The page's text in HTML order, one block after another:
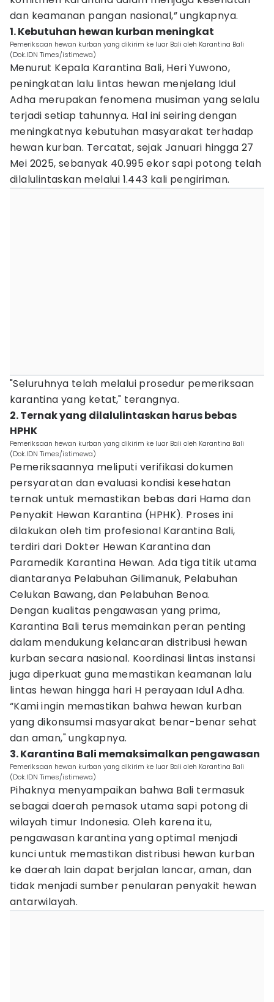
dan keamanan pangan nasional,” ungkapnya.
1. Kebutuhan hewan kurban meningkat
Pemeriksaan hewan kurban yang dikirim ke luar Bali oleh Karantina Bali
(Dok.IDN Times/istimewa)
Menurut Kepala Karantina Bali, Heri Yuwono,
peningkatan lalu lintas hewan menjelang Idul
Adha merupakan fenomena musiman yang selalu
terjadi setiap tahunnya. Hal ini seiring dengan
meningkatnya kebutuhan masyarakat terhadap
hewan kurban. Tercatat, sejak Januari hingga 27
Mei 2025, sebanyak 40.995 ekor sapi potong telah
dilalulintaskan melalui 1.443 kali pengiriman.
"Seluruhnya telah melalui prosedur pemeriksaan
karantina yang ketat," terangnya.
2. Ternak yang dilalulintaskan harus bebas
HPHK
Pemeriksaan hewan kurban yang dikirim ke luar Bali oleh Karantina Bali
(Dok.IDN Times/istimewa)
Pemeriksaannya meliputi verifikasi dokumen
persyaratan dan evaluasi kondisi kesehatan
ternak untuk memastikan bebas dari Hama dan
Penyakit Hewan Karantina (HPHK). Proses ini
dilakukan oleh tim profesional Karantina Bali,
terdiri dari Dokter Hewan Karantina dan
Paramedik Karantina Hewan. Ada tiga titik utama
diantaranya Pelabuhan Gilimanuk, Pelabuhan
Celukan Bawang, dan Pelabuhan Benoa.
Dengan kualitas pengawasan yang prima,
Karantina Bali terus memainkan peran penting
dalam mendukung kelancaran distribusi hewan
kurban secara nasional. Koordinasi lintas instansi
juga diperkuat guna memastikan keamanan lalu
lintas hewan hingga hari H perayaan Idul Adha.
“Kami ingin memastikan bahwa hewan kurban
yang dikonsumsi masyarakat benar-benar sehat
dan aman," ungkapnya.
3. Karantina Bali memaksimalkan pengawasan
Pemeriksaan hewan kurban yang dikirim ke luar Bali oleh Karantina Bali
(Dok.IDN Times/istimewa)
Pihaknya menyampaikan bahwa Bali termasuk
sebagai daerah pemasok utama sapi potong di
wilayah timur Indonesia. Oleh karena itu,
pengawasan karantina yang optimal menjadi
kunci untuk memastikan distribusi hewan kurban
ke daerah lain dapat berjalan lancar, aman, dan
tidak menjadi sumber penularan penyakit hewan
antarwilayah.